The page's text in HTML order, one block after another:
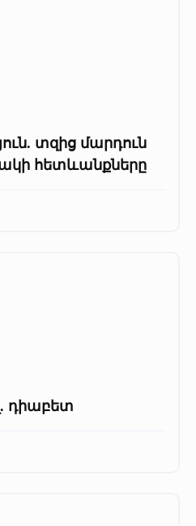
տզից մարդուն
հետևանքները
դիաբետ